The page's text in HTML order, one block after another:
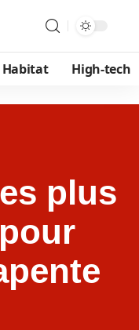
Habitat High-tech
plus